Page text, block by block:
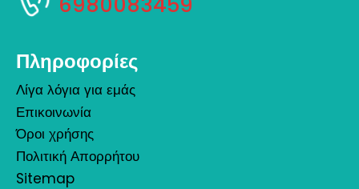
Πληροφορίες
Λίγα λόγια για εμάς
Επικοινωνία
Όροι χρήσης
Πολιτική Απορρήτου
Sitemap